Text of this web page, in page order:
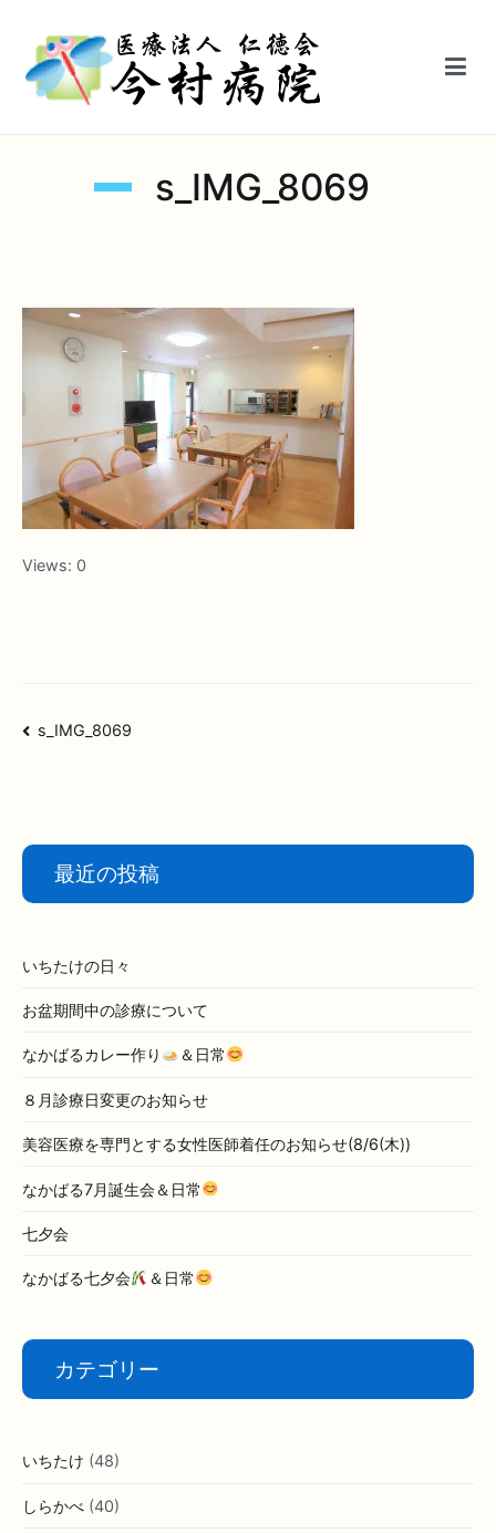
s_IMG_8069
Views: 0
投
ゲ
シ
s_IMG_8069
最近の投稿
いちたけの日々
お盆期間中の診療について
なかばるカレー作り ＆日常
８月診療日変更のお知らせ
美容医療を専門とする女性医師着任のお知らせ(8/6(木))
なかばる7月誕生会＆日常
七夕会
なかばる七夕会 ＆日常
カテゴリー
いちたけ (48)
しらかべ (40)